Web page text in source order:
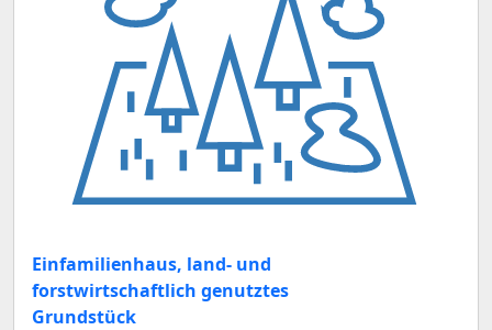
Einfamilienhaus, land- und
forstwirtschaftlich genutztes
Grundstück